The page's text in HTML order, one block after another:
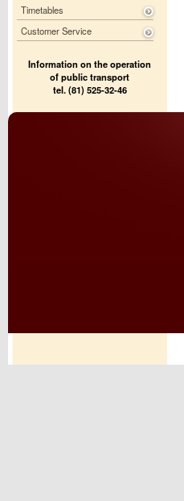
Timetables
Customer Service
Information on the operation
of public transport
tel. (81) 525-32-46